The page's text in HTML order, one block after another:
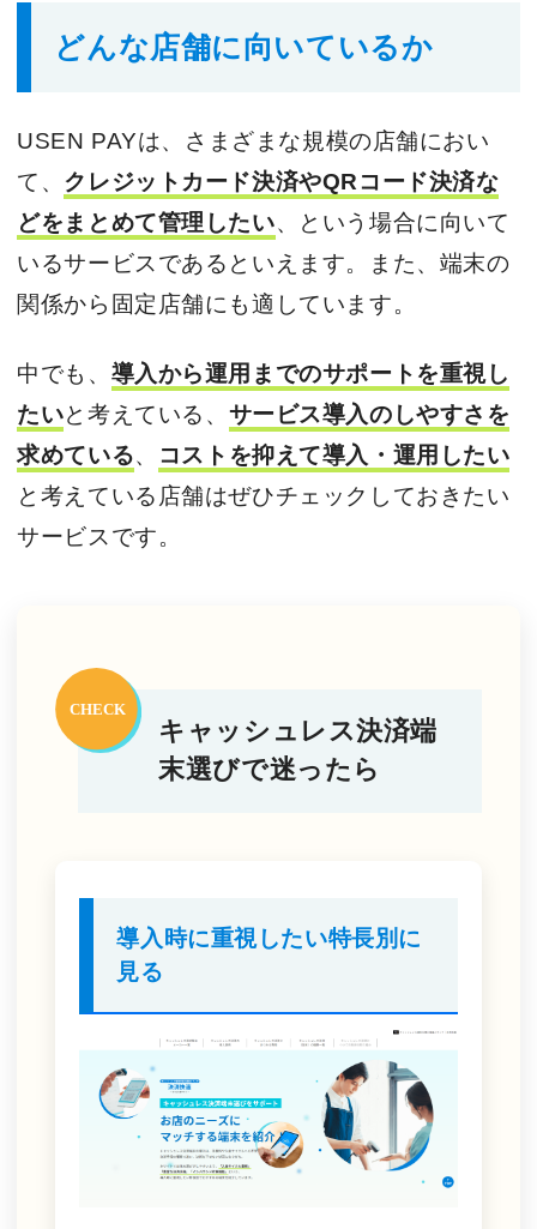
どんな店舗に向いているか
USEN PAYは、さまざまな規模の店舗におい
て、 クレジットカード決済やQRコード決済な
どをまとめて管理したい、という場合に向いて
いるサービスであるといえます。また、端末の
関係から固定店舗にも適しています。
中でも、 導入から運用までのサポートを重視し
たいと考えている、 サービス導入のしやすさを
求めている、
コストを抑えて導入・運用したい
と考えている店舗はぜひチェックしておきたい
サービスです。
キャッシュレス決済端
末選びで迷ったら
導入時に重視したい特長別に
見る